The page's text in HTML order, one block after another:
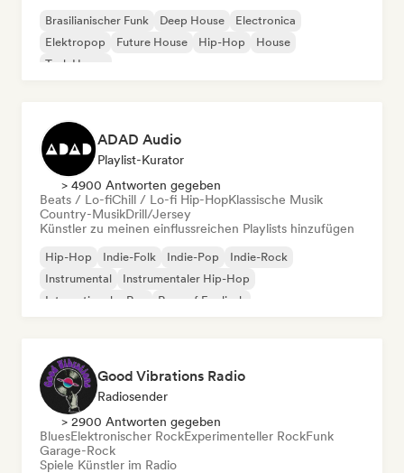
Brasilianischer Funk Deep House
Electronica
Elektropop
Future House Hip-Hop
House
Tech House
ADAD Audio
Playlist-Kurator
> 4900 Antworten gegeben
Beats / Lo-fiChill / Lo-fi Hip-HopKlassische Musik
Country-MusikDrill/Jersey
Künstler zu meinen einflussreichen Playlists hinzufügen
Hip-Hop Indie-Folk Indie-Pop
Indie-Rock
Instrumental
Instrumentaler Hip-Hop
Internationaler Rap
Rap auf Englisch
Good Vibrations Radio
Radiosender
> 2900 Antworten gegeben
BluesElektronischer RockExperimenteller RockFunk
Garage-Rock
Spiele Künstler im Radio